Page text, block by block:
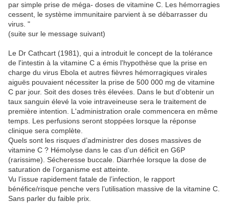
par simple prise de méga- doses de vitamine C. Les hémorragies
cessent, le système immunitaire parvient à se débarrasser du
virus. "
(suite sur le message suivant)
Le Dr Cathcart (1981), qui a introduit le concept de la tolérance
de l'intestin à la vitamine C a émis l'hypothèse que la prise en
charge du virus Ebola et autres fièvres hémorragiques virales
aiguës pouvaient nécessiter la prise de 500 000 mg de vitamine
C par jour. Soit des doses très élevées. Dans le but d’obtenir un
taux sanguin élevé la voie intraveineuse sera le traitement de
première intention. L'administration orale commencera en même
temps. Les perfusions seront stoppées lorsque la réponse
clinique sera complète.
Quels sont les risques d’administrer des doses massives de
vitamine C ? Hémolyse dans le cas d’un déficit en G6P
(rarissime). Sécheresse buccale. Diarrhée lorsque la dose de
saturation de l’organisme est atteinte.
Vu l’issue rapidement fatale de l’infection, le rapport
bénéfice/risque penche vers l’utilisation massive de la vitamine C.
Sans parler du faible prix.